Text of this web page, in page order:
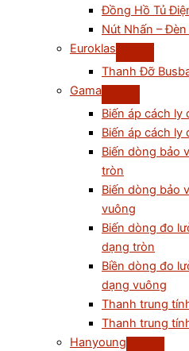
Đồng Hồ Tủ
Nút Nhấn –
Euroklas
Thanh Đỡ
Gama
Biến áp cách ly
Biến áp cách ly
Biến dòng bảo
tròn
Biến dòng bảo
vuông
Biến dòng đo
dạng tròn
Biền dòng đo
dạng vuông
Thanh trung
Thanh trung
Hanyoung